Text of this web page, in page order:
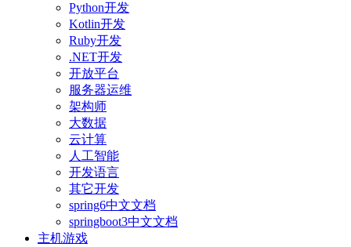
Python开发
Kotlin开发
Ruby开发
.NET开发
开放平台
服务器运维
架构师
大数据
云计算
人工智能
开发语言
其它开发
spring6中文文档
springboot3中文文档
主机游戏